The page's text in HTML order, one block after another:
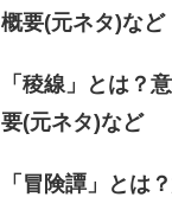
概要(元ネタ)など
「稜線」とは？
要(元ネタ)など
「冒険譚」とは